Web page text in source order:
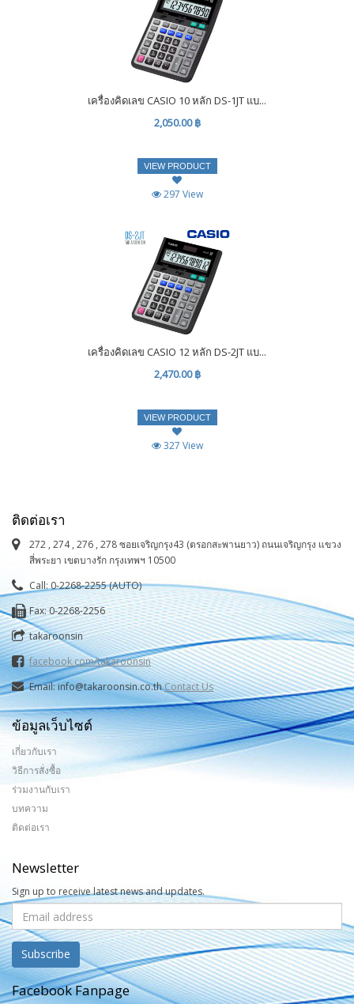
เครื่องคิดเลข CASIO 10 หลัก DS-1JT แบ...
2,050.00 ฿
VIEW PRODUCT
297 View
เครื่องคิดเลข CASIO 12 หลัก DS-2JT แบ...
2,470.00 ฿
VIEW PRODUCT
327 View
ติดต่อเรา
272 , 274 , 276 , 278 ซอยเจริญกรุง43 (ตรอกสะพานยาว) ถนนเจริญกรุง แขวง
สี่พระยา เขตบางรัก กรุงเทพฯ 10500
Call: 0-2268-2255 (AUTO)
Fax: 0-2268-2256
takaroonsin
facebook.com/takaroonsin
Email: info@takaroonsin.co.thContact Us
ข้อมูลเว็บไซต์
เกี่ยวกับเรา
วิธีการสั่งซื้อ
ร่วมงานกับเรา
บทความ
ติดต่อเรา
Newsletter
Sign up to receive latest news and updates.
Facebook Fanpage